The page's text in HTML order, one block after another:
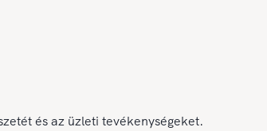
és az üzleti tevékenységeket.